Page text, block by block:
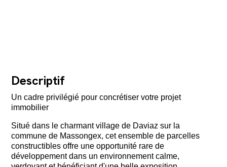
Descriptif
Un cadre privilégié pour concrétiser votre projet
immobilier
Situé dans le charmant village de Daviaz sur la
commune de Massongex, cet ensemble de parcelles
constructibles offre une opportunité rare de
développement dans un environnement calme,